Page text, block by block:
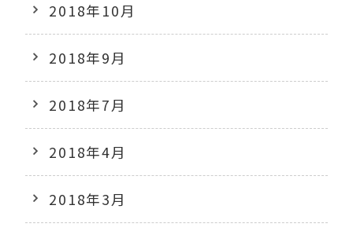
2018年10月
2018年9月
2018年7月
2018年4月
2018年3月